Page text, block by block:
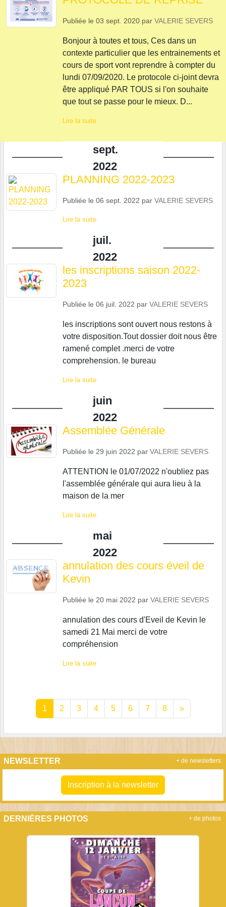
Publiée le 03 sept. 2020 par VALERIE SEVERS
Bonjour à toutes et tous, Ces dans un
contexte particulier que les entrainements et
cours de sport vont reprendre à compter du
lundi 07/09/2020. Le protocole ci-joint devra
être appliqué PAR TOUS si l'on souhaite
que tout se passe pour le mieux. D...
Lire la suite
sept.
2022
PLANNING 2022-2023
Publiée le 06 sept. 2022 par VALERIE SEVERS
Lire la suite
juil.
2022
les inscriptions saison 2022-
2023
Publiée le 06 juil. 2022 par VALERIE SEVERS
les inscriptions sont ouvert nous restons à
votre disposition.Tout dossier doit nous être
ramené complet .merci de votre
comprehension. le bureau
Lire la suite
juin
2022
Assemblée Générale
Publiée le 29 juin 2022 par VALERIE SEVERS
ATTENTION le 01/07/2022 n'oubliez pas
l'assemblée générale qui aura lieu à la
maison de la mer
Lire la suite
mai
2022
annulation des cours éveil de
Kevin
Publiée le 20 mai 2022 par VALERIE SEVERS
annulation des cours d'Eveil de Kevin le
samedi 21 Mai merci de votre
compréhension
Lire la suite
1 2 3 4 5 6 7 8 »
NEWSLETTER
Inscription à la newsletter
+ de newsletters
DERNIÈRES PHOTOS + de photos